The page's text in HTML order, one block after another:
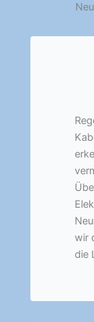
wir
die